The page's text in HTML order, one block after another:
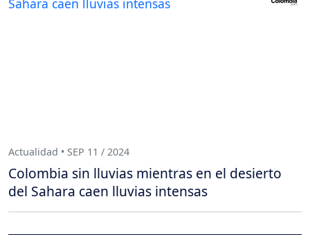
Actualidad • SEP 11 / 2024
Colombia sin lluvias mientras en el desierto
del Sahara caen lluvias intensas